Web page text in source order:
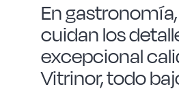
En
cuidan los
excepcional
Vitrinor, todo